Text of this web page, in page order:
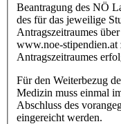
Beantragung des NÖ
des für das jeweilige
Antragszeitraumes
www.noe-
Antragszeitraumes
Für den Weiterbezug
Medizin muss einmal
Abschluss des
eingereicht werden.